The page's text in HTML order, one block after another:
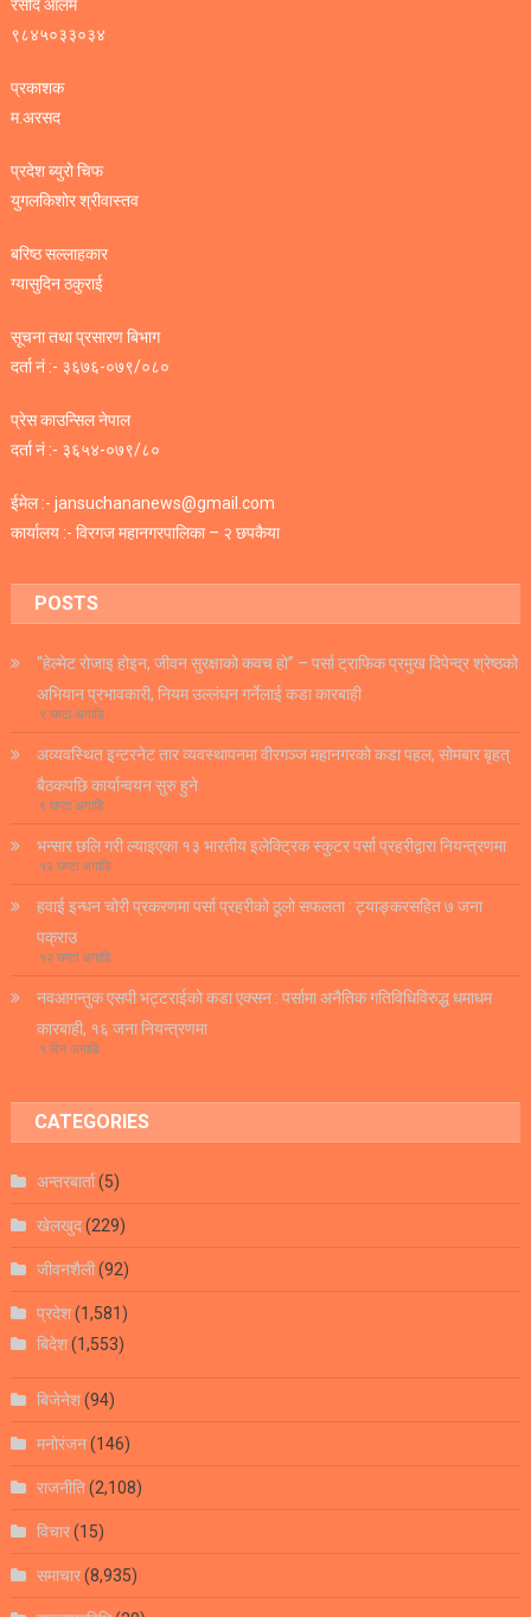
रसीद आलम
९८४५०३३०३४
प्रकाशक
म.अरसद
प्रदेश ब्युरो चिफ
युगलकिशोर श्रीवास्तव
बरिष्ठ सल्लाहकार
ग्यासुदिन ठकुराई
सूचना तथा प्रसारण बिभाग
दर्ता नं :- ३६७६-०७९/०८०
प्रेस काउन्सिल नेपाल
दर्ता नं :- ३६५४-०७९/८०
ईमेल :- jansuchananews@gmail.com
कार्यालय :- विरगज महानगरपालिका – २ छपकैया
POSTS
“हेल्मेट रोजाइ होइन, जीवन सुरक्षाको कवच हो” – पर्सा ट्राफिक प्रमुख दिपेन्द्र श्रेष्ठको
अभियान प्रभावकारी, नियम उल्लंघन गर्नेलाई कडा कारबाही
९ घण्टा अगाडि
अव्यवस्थित इन्टरनेट तार व्यवस्थापनमा वीरगञ्ज महानगरको कडा पहल, सोमबार बृहत्
बैठकपछि कार्यान्वयन सुरु हुने
९ घण्टा अगाडि
भन्सार छलि गरी ल्याइएका १३ भारतीय इलेक्ट्रिक स्कुटर पर्सा प्रहरीद्वारा नियन्त्रणमा
१२ घण्टा अगाडि
हवाई इन्धन चोरी प्रकरणमा पर्सा प्रहरीको ठूलो सफलता : ट्याङ्करसहित ७ जना
पक्राउ
१२ घण्टा अगाडि
नवआगन्तुक एसपी भट्टराईको कडा एक्सन : पर्सामा अनैतिक गतिविधिविरुद्ध धमाधम
कारबाही, १६ जना नियन्त्रणमा
१ दिन अगाडि
CATEGORIES
अन्तरबार्ता(5)
खेलखुद(229)
जीवनशैली(92)
प्रदेश(1,581)
बिदेश(1,553)
बिजेनेश(94)
मनोरंजन(146)
राजनीति(2,108)
विचार(15)
समाचार(8,935)